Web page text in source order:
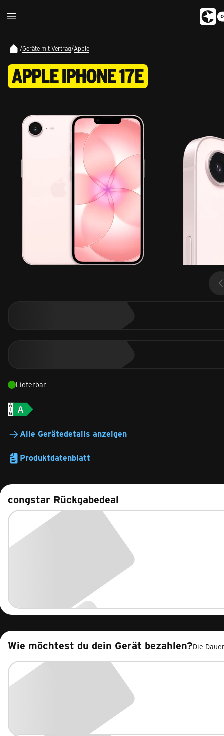
/Geräte mit Vertrag/Apple
APPLE IPHONE 17E
Lieferbar
Alle Gerätedetails anzeigen
Produktdatenblatt
congstar Rückgabedeal
Wie möchtest du dein Gerät bezahlen?Die